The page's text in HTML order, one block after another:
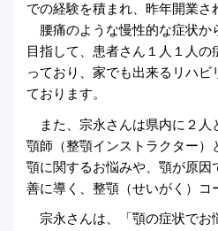
での経験を積まれ、昨年開業さ
腰痛のような慢性的な症状か
目指して、患者さん１人１人
っており、家でも出来るリハ
ております。
また、宗永さんは県内に２人
顎師（整顎インストラクター）
顎に関するお悩みや、顎が原因
善に導く、整顎（せいがく）コ
宗永さんは、「顎の症状でお